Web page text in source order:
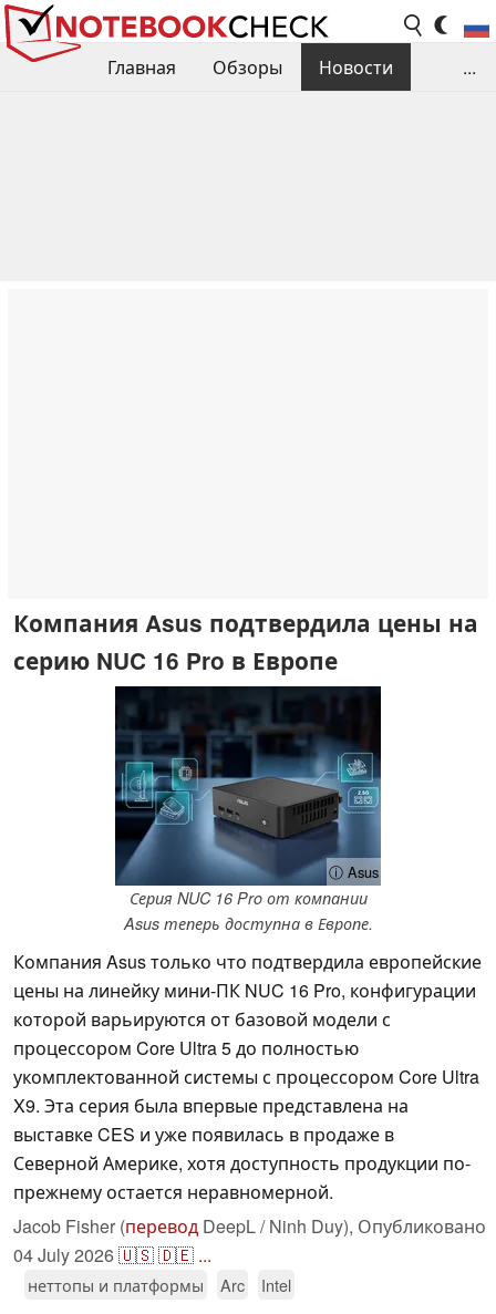
Главная Обзоры
Новости
...
Компания Asus подтвердила цены на
серию NUC 16 Pro в Европе
ⓘ Asus
Серия NUC 16 Pro от компании
Asus теперь доступна в Европе.
Компания Asus только что подтвердила европейские
цены на линейку мини-ПК NUC 16 Pro, конфигурации
которой варьируются от базовой модели с
процессором Core Ultra 5 до полностью
укомплектованной системы с процессором Core Ultra
X9. Эта серия была впервые представлена на
выставке CES и уже появилась в продаже в
Северной Америке, хотя доступность продукции по-
прежнему остается неравномерной.
Jacob Fisher (перевод DeepL / Ninh Duy), Опубликовано
04 July 2026🇺🇸🇩🇪 ...
неттопы и платформы Arc Intel